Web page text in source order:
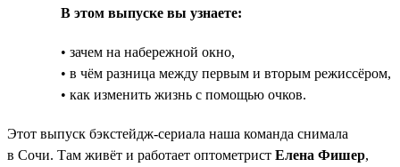
В этом выпуске вы узнаете:
• зачем на набережной окно,
• в чём разница между первым и вторым режиссёром,
• как изменить жизнь с помощью очков.
Этот выпуск бэкстейдж-сериала наша команда снимала
в Сочи. Там живёт и работает оптометрист Елена Фишер,